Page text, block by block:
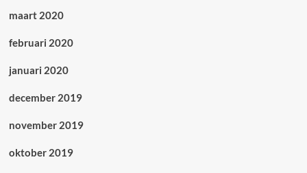
maart 2020
februari 2020
januari 2020
december 2019
november 2019
oktober 2019